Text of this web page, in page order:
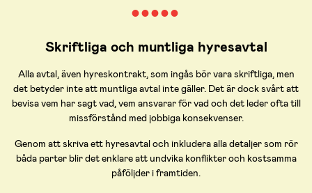
● ● ● ● ●
Skriftliga och muntliga hyresavtal
Alla avtal, även hyreskontrakt, som ingås bör vara skriftliga, men
det betyder inte att muntliga avtal inte gäller. Det är dock svårt att
bevisa vem har sagt vad, vem ansvarar för vad och det leder ofta till
missförstånd med jobbiga konsekvenser.
Genom att skriva ett hyresavtal och inkludera alla detaljer som rör
båda parter blir det enklare att undvika konflikter och kostsamma
påföljder i framtiden.